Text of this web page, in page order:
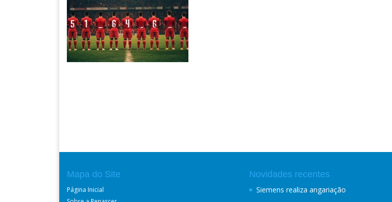
Mapa do Site
Página Inicial
Novidades recentes
Siemens realiza angariação